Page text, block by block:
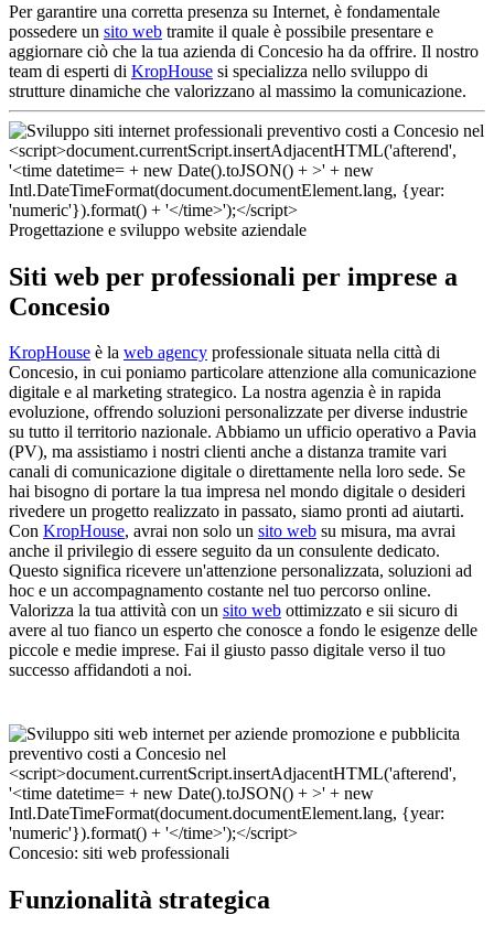
Per garantire una corretta presenza su Internet, è fondamentale
possedere un sito web tramite il quale è possibile presentare e
aggiornare ciò che la tua azienda di Concesio ha da offrire. Il nostro
team di esperti di KropHouse si specializza nello sviluppo di
strutture dinamiche che valorizzano al massimo la comunicazione.
Progettazione e sviluppo website aziendale
Siti web per professionali per imprese a
Concesio
KropHouse è la web agency professionale situata nella città di
Concesio, in cui poniamo particolare attenzione alla comunicazione
digitale e al marketing strategico. La nostra agenzia è in rapida
evoluzione, offrendo soluzioni personalizzate per diverse industrie
su tutto il territorio nazionale. Abbiamo un ufficio operativo a Pavia
(PV), ma assistiamo i nostri clienti anche a distanza tramite vari
canali di comunicazione digitale o direttamente nella loro sede. Se
hai bisogno di portare la tua impresa nel mondo digitale o desideri
rivedere un progetto realizzato in passato, siamo pronti ad aiutarti.
Con KropHouse, avrai non solo un sito web su misura, ma avrai
anche il privilegio di essere seguito da un consulente dedicato.
Questo significa ricevere un'attenzione personalizzata, soluzioni ad
hoc e un accompagnamento costante nel tuo percorso online.
Valorizza la tua attività con un sito web ottimizzato e sii sicuro di
avere al tuo fianco un esperto che conosce a fondo le esigenze delle
piccole e medie imprese. Fai il giusto passo digitale verso il tuo
successo affidandoti a noi.
Concesio: siti web professionali
Funzionalità strategica